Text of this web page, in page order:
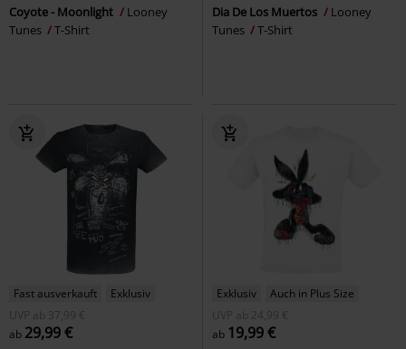
Coyote - Moonlight
Looney
Tunes
T-Shirt
Dia De Los Muertos
Looney
Tunes
T-Shirt
Fast ausverkauft
Exklusiv
UVP
ab
37,99 €
ab 29,99 €
Exklusiv
Auch in Plus Size
UVP
ab 24,99 €
ab 19,99 €